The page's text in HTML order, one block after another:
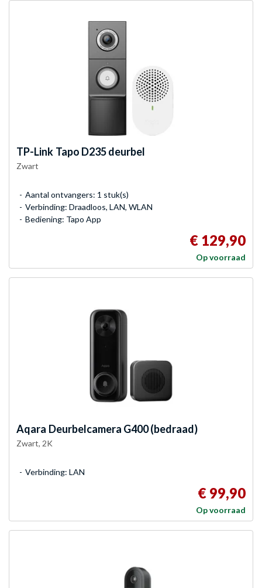
TP-Link Tapo D235 deurbel
Zwart
Aantal ontvangers: 1 stuk(s)
Verbinding: Draadloos, LAN, WLAN
Bediening: Tapo App
€ 129,90
Op voorraad
Aqara Deurbelcamera G400 (bedraad)
Zwart, 2K
Verbinding: LAN
€ 99,90
Op voorraad